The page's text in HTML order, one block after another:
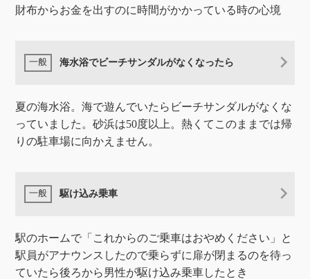
財布からお金を出すのに時間がかかっている時の心境
海水浴でビーチサンダルがなくなったら
夏の海水浴。海で遊んでいたらビーチサンダルがなくな
っていました。砂浜は50度以上。熱くてこのままでは帰
りの駐車場に向かえません。
駆け込み乗車
駅のホームで「これからのご乗車はおやめください」と
駅員がアナウンスしたので乗らずに扉が閉まるのを待っ
ていたら後ろから男性が駆け込み乗車したとき